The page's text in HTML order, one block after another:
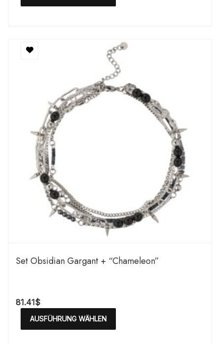
Set Obsidian Gargant + “Chameleon”
81.41$
AUSFÜHRUNG WÄHLEN